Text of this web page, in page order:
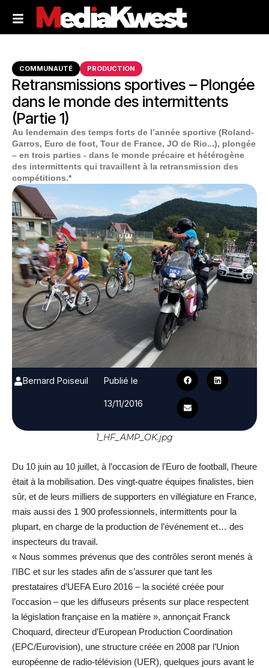
COMMUNAUTÉ PRODUCTION
Retransmissions sportives – Plongée
dans le monde des intermittents
(Partie 1)
Au lendemain des temps forts de l’année sportive (Roland-
Garros, Euro de foot, Tour de France, JO de Rio...), plongée
– en trois parties - dans le monde précaire et hétérogène
des intermittents qui travaillent à la retransmission des
compétitions.*
Bernard Poiseuil
Publié le
13/11/2016
1_HF_AMP_OK.jpg
Du 10 juin au 10 juillet, à l’occasion de l’Euro de football, l’heure
était à la mobilisation. Des vingt-quatre équipes finalistes, bien
sûr, et de leurs milliers de supporters en villégiature en France,
mais aussi des 1 900 professionnels, intermittents pour la
plupart, en charge de la production de l’événement et… des
inspecteurs du travail.
« Nous sommes prévenus que des contrôles seront menés à
l’IBC et sur les stades afin de s’assurer que tant les
prestataires d’UEFA Euro 2016 – la société créée pour
l’occasion – que les diffuseurs présents sur place respectent
la législation française en la matière », annonçait Franck
Choquard, directeur d’European Production Coordination
(EPC/Eurovision), une structure créée en 2008 par l’Union
européenne de radio-télévision (UER), quelques jours avant le